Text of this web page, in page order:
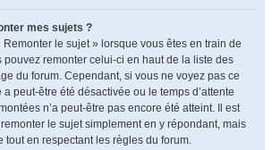
mes sujets ?
le sujet » lorsque vous êtes en train de
pouvez remonter celui-ci en haut de la liste des
du forum. Cependant, si vous ne voyez pas ce
peut-être été désactivée ou le temps d’attente
n’a peut-être pas encore été atteint. Il est
le sujet simplement en y répondant, mais
tout en respectant les règles du forum.